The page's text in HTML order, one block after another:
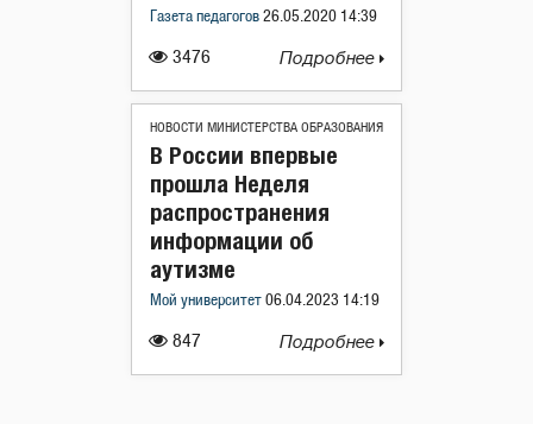
3476
Газета педагогов 26.05.2020 14:39
Подробнее
НОВОСТИ МИНИСТЕРСТВА ОБРАЗОВАНИЯ
847
В России впервые
прошла Неделя
распространения
информации об
аутизме
Мой университет 06.04.2023 14:19
Подробнее